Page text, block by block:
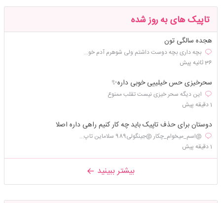
تاپیک های به روز شده
هجده سالگی تون
بچه داری بچه دوست داشتم ولی شوهرم آدم خو...
36 ثانیه پیش
سحرخیزی حس خیلییی خوبی داره✨️
این دیگه سحر خیزی نیست تقلب ممنوع
1 دقیقه پیش
دوستان برای حذف تاپیک باید چه کار کنیم راهی داره اصلا
@اسم_میخوام_چکار @جینگولی989 سلاماین تاپ...
1 دقیقه پیش
بیشتر ببینید